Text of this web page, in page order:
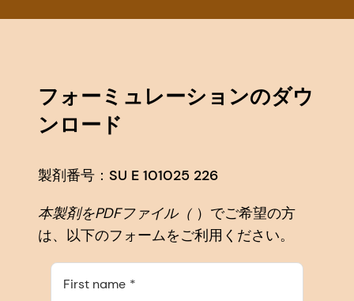
フォーミュレーションのダウ
ンロード
製剤番号：SU E 101025 226
本製剤をPDFファイル（ ）でご希望の方
は、以下のフォームをご利用ください。
First name